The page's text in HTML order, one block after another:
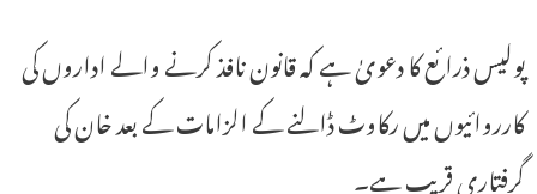
پولیس ذرائع کا دعویٰ ہے کہ قانون نافذ کرنے والے اداروں کی
کارروائیوں میں رکاوٹ ڈالنے کے الزامات کے بعد خان کی
گرفتاری قریب ہے۔